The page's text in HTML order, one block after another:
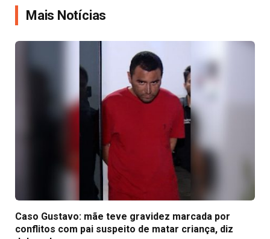
Mais Notícias
Caso Gustavo: mãe teve gravidez marcada por
conflitos com pai suspeito de matar criança, diz